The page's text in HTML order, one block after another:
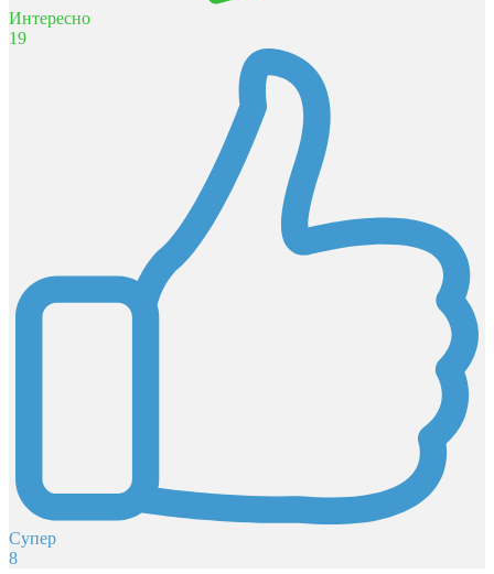
Интересно
19
Супер
8